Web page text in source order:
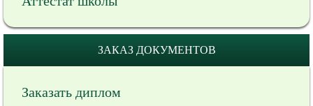
ЗАКАЗ ДОКУМЕНТОВ
Заказать диплом